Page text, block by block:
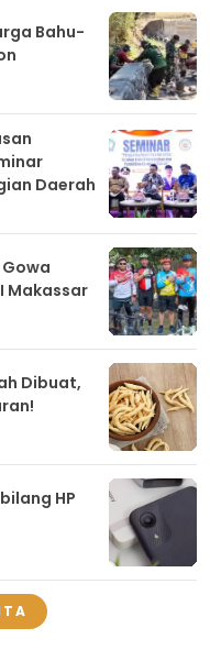
Bahu-
Daerah
Makassar
Dibuat,
HP